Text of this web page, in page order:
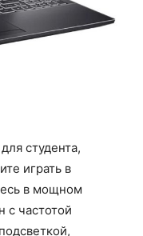
студента,
играть в
в мощном
с частотой